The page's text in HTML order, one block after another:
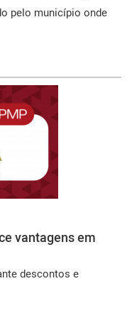
pelo município onde
vantagens em
descontos e